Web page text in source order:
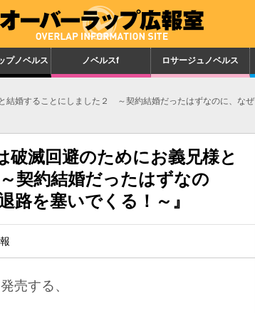
プノベルス ノベルスf ロサージュノベルス
結婚することにしました２ ～契約結婚だったはずなのに、なぜ
破滅回避のためにお義兄様と
契約結婚だったはずなの
路を塞いでくる！～』
売する、